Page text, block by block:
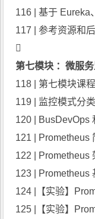
116 | 基于 Eureka
117 | 参考资源和

第七模块 ：微服
118 | 第七模块课
119 | 监控模式分类
120 | BusDevOps
121 | Prometheus
122 | Prometheus
123 | Prometheus
124 |【实验】
125 |【实验】